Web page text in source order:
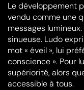
Le développement
vendu comme une
messages
sinueuse. Ludo
mot « éveil », lui
conscience ». Pour
supériorité, alors
accessible à tous.